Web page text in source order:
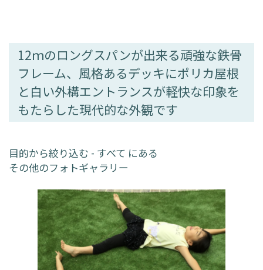
12ｍのロングスパンが出来る頑強な鉄骨
フレーム、風格あるデッキにポリカ屋根
と白い外構エントランスが軽快な印象を
もたらした現代的な外観です
目的から絞り込む - すべて にある
その他のフォトギャラリー